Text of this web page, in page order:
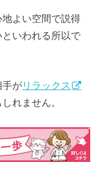
よい空間で説得
いわれる所以で
手がリラックス
れません。